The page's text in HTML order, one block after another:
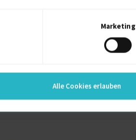
Marketing
Alle Cookies erlauben
Referenzen
auf Anfrage
A-3104 Sankt Pölten